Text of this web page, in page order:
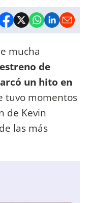
mucha
de
un hito en
tuvo momentos
de Kevin
las más